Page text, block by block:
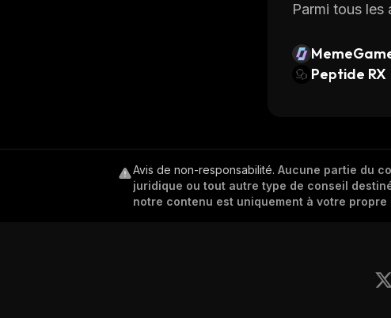
Parmi tous les
Peptide RX
Avis de non-responsabilité. Aucune partie du
juridique ou tout autre type de conseil
notre contenu est uniquement à votre